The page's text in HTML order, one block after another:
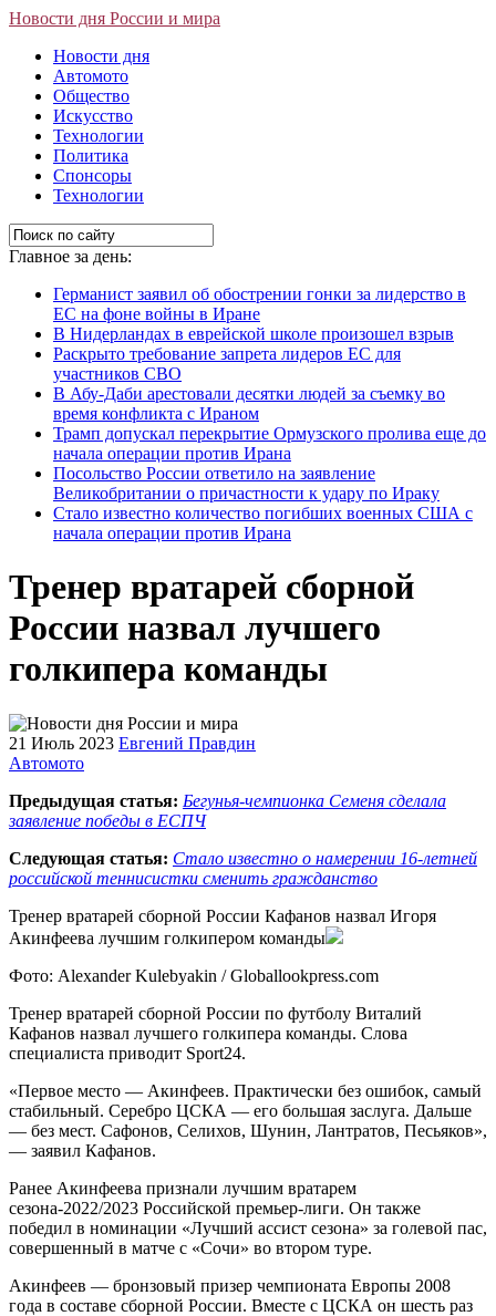
Новости дня России и мира
Новости дня
Автомото
Общество
Искусство
Технологии
Политика
Спонсоры
Технологии
Главное за день:
Германист заявил об обострении гонки за лидерство в
ЕС на фоне войны в Иране
В Нидерландах в еврейской школе произошел взрыв
Раскрыто требование запрета лидеров ЕС для
участников СВО
В Абу-Даби арестовали десятки людей за съемку во
время конфликта с Ираном
Трамп допускал перекрытие Ормузского пролива еще до
начала операции против Ирана
Посольство России ответило на заявление
Великобритании о причастности к удару по Ираку
Стало известно количество погибших военных США с
начала операции против Ирана
Тренер вратарей сборной
России назвал лучшего
голкипера команды
21 Июль 2023 Евгений Правдин
Автомото
Предыдущая статья: Бегунья-чемпионка Семеня сделала
заявление победы в ЕСПЧ
Следующая статья: Стало известно о намерении 16-летней
российской теннисистки сменить гражданство
Тренер вратарей сборной России Кафанов назвал Игоря
Акинфеева лучшим голкипером команды
Фото: Alexander Kulebyakin / Globallookpress.com
Тренер вратарей сборной России по футболу Виталий
Кафанов назвал лучшего голкипера команды. Слова
специалиста приводит Sport24.
«Первое место — Акинфеев. Практически без ошибок, самый
стабильный. Серебро ЦСКА — его большая заслуга. Дальше
— без мест. Сафонов, Селихов, Шунин, Лантратов, Песьяков»,
— заявил Кафанов.
Ранее Акинфеева признали лучшим вратарем
сезона-2022/2023 Российской премьер-лиги. Он также
победил в номинации «Лучший ассист сезона» за голевой пас,
совершенный в матче с «Сочи» во втором туре.
Акинфеев — бронзовый призер чемпионата Европы 2008
года в составе сборной России. Вместе с ЦСКА он шесть раз